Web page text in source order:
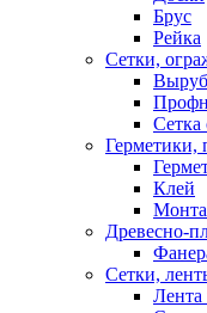
Брус
Рейка
Сетки,
Сетка
Герметики,
Клей
Древесно-
Сетки,
Лента